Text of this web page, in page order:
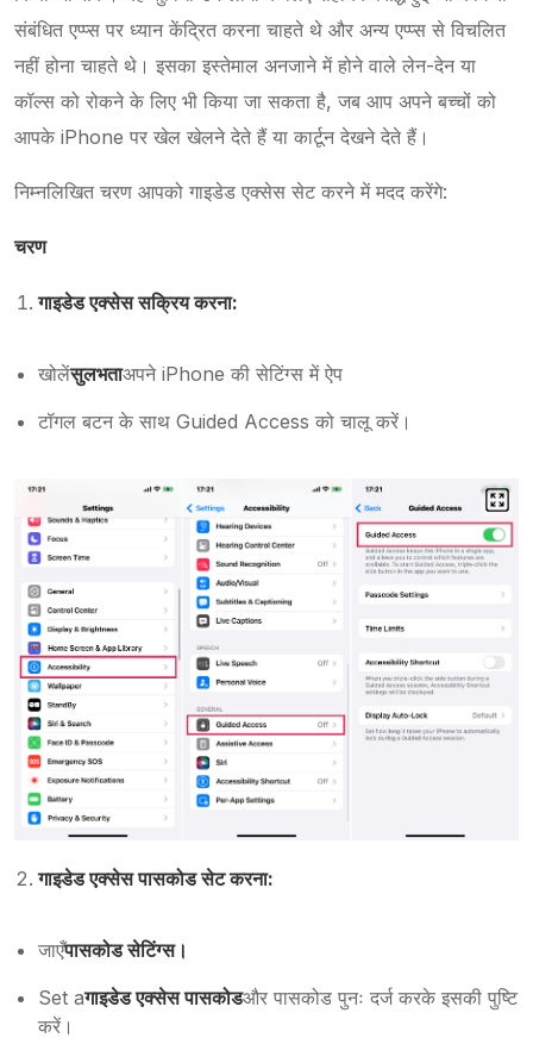
संबंधित एप्प्स पर ध्यान केंद्रित करना चाहते थे और अन्य एप्प्स से विचलित
नहीं होना चाहते थे। इसका इस्तेमाल अनजाने में होने वाले लेन-देन या
कॉल्स को रोकने के लिए भी किया जा सकता है, जब आप अपने बच्चों को
आपके iPhone पर खेल खेलने देते हैं या कार्टून देखने देते हैं।
निम्नलिखित चरण आपको गाइडेड एक्सेस सेट करने में मदद करेंगे:
चरण
गाइडेड एक्सेस सक्रिय करना:
खोलेंसुलभताअपने iPhone की सेटिंग्स में ऐप
टॉगल बटन के साथ Guided Access को चालू करें।
गाइडेड एक्सेस पासकोड सेट करना:
जाएँपासकोड सेटिंग्स।
Set aगाइडेड एक्सेस पासकोडऔर पासकोड पुनः दर्ज करके इसकी पुष्टि
करें।